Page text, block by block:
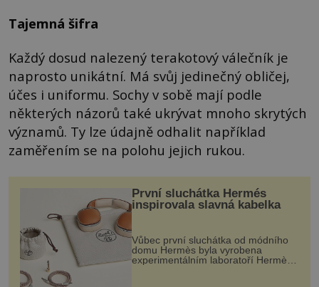
Tajemná šifra
Každý dosud nalezený terakotový válečník je
naprosto unikátní. Má svůj jedinečný obličej,
účes i uniformu. Sochy v sobě mají podle
některých názorů také ukrývat mnoho skrytých
významů. Ty lze údajně odhalit například
zaměřením se na polohu jejich rukou.
První sluchátka Hermés
inspirovala slavná kabelka
Vůbec první sluchátka od módního
domu Hermès byla vyrobena
experimentálním laboratoří Hermès